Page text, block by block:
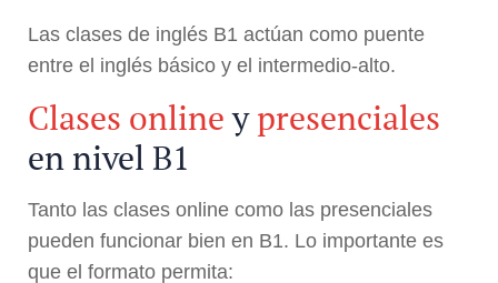
Las clases de inglés B1 actúan como puente
entre el inglés básico y el intermedio-alto.
Clases onlineypresenciales
en nivel B1
Tanto las clases online como las presenciales
pueden funcionar bien en B1. Lo importante es
que el formato permita: